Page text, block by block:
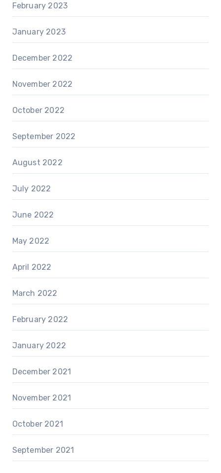
February 2023
January 2023
December 2022
November 2022
October 2022
September 2022
August 2022
July 2022
June 2022
May 2022
April 2022
March 2022
February 2022
January 2022
December 2021
November 2021
October 2021
September 2021